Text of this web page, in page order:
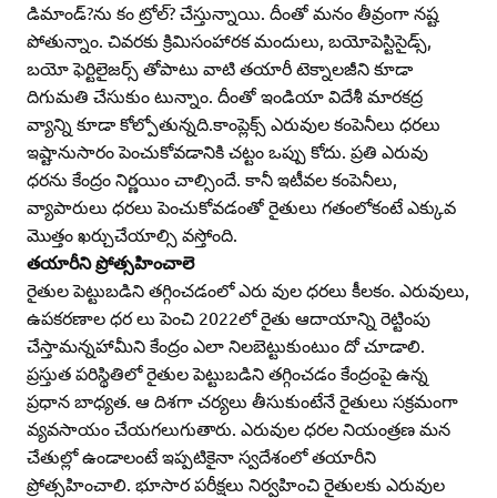
డిమాండ్‌?ను కం ట్రోల్‌? చేస్తున్నాయి. దీంతో మనం తీవ్రంగా నష్ట
పోతున్నాం. చివరకు క్రిమిసంహారక మందులు, బయోపెస్టిసైడ్స్‌,
బయో ఫెర్టిలైజర్స్‌ తోపాటు వాటి తయారీ టెక్నాలజీని కూడా
దిగుమతి చేసుకుం టున్నాం. దీంతో ఇండియా విదేశీ మారకద్ర
వ్యాన్ని కూడా కోల్పోతున్నది.కాంప్లెక్స్‌ ఎరువుల కంపెనీలు ధరలు
ఇష్టానుసారం పెంచుకోవడానికి చట్టం ఒప్పు కోదు. ప్రతి ఎరువు
ధరను కేంద్రం నిర్ణయిం చాల్సిందే. కానీ ఇటీవల కంపెనీలు,
వ్యాపారులు ధరలు పెంచుకోవడంతో రైతులు గతంలోకంటే ఎక్కువ
మొత్తం ఖర్చుచేయాల్సి వస్తోంది.
తయారీని ప్రోత్సహించాలె
రైతుల పెట్టుబడిని తగ్గించడంలో ఎరు వుల ధరలు కీలకం. ఎరువులు,
ఉపకరణాల ధర లు పెంచి 2022లో రైతు ఆదాయాన్ని రెట్టింపు
చేస్తామన్నహామీని కేంద్రం ఎలా నిలబెట్టుకుంటుం దో చూడాలి.
ప్రస్తుత పరిస్థితిలో రైతుల పెట్టుబడిని తగ్గించడం కేంద్రంపై ఉన్న
ప్రధాన బాధ్యత. ఆ దిశగా చర్యలు తీసుకుంటేనే రైతులు సక్రమంగా
వ్యవసాయం చేయగలుగుతారు. ఎరువుల ధరల నియంత్రణ మన
చేతుల్లో ఉండాలంటే ఇప్పటికైనా స్వదేశంలో తయారీని
ప్రోత్సహించాలి. భూసార పరీక్షలు నిర్వహించి రైతులకు ఎరువుల